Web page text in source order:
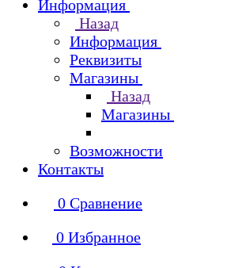
Информация
Назад
Информация
Реквизиты
Магазины
Назад
Магазины
Возможности
Контакты
0 Сравнение
0 Избранное